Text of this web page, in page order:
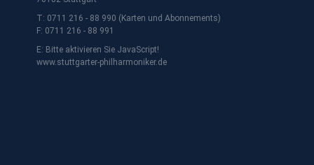
T: 0711 216 - 88 990 (Karten und Abonnements)
F: 0711 216 - 88 991
E: Bitte aktivieren Sie JavaScript!
www.stuttgarter-philharmoniker.de